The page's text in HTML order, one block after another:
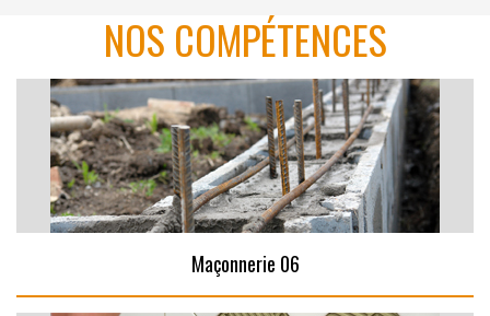
NOS COMPÉTENCES
Maçonnerie 06